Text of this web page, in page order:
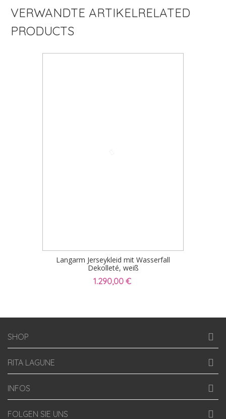
RELATED
PRODUCTS
Langarm Jerseykleid mit Wasserfall
Dekolleté, weiß
1.290,00 €
SHOP
RITA LAGUNE
INFOS
FOLGEN SIE UNS